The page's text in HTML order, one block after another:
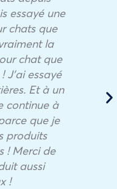
essayé une
chats que
la
chat que
J’ai essayé
Et à un
continue à
que je
produits
! Merci de
aussi
!